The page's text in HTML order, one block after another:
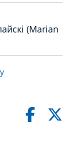
(Marian